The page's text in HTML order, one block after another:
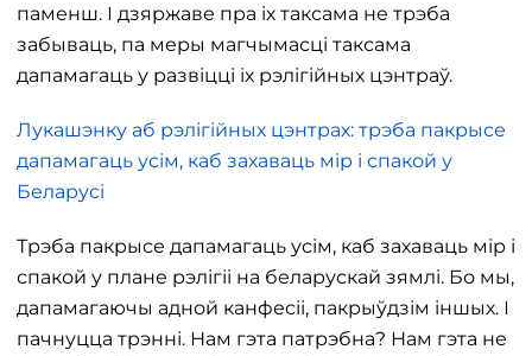
паменш. І дзяржаве пра іх таксама не трэба
забываць, па меры магчымасці таксама
дапамагаць у развіцці іх рэлігійных цэнтраў.
Лукашэнку аб рэлігійных цэнтрах: трэба пакрысе
дапамагаць усім, каб захаваць мір і спакой у
Беларусі
Трэба пакрысе дапамагаць усім, каб захаваць мір і
спакой у плане рэлігіі на беларускай зямлі. Бо мы,
дапамагаючы адной канфесіі, пакрыўдзім іншых. І
пачнуцца трэнні. Нам гэта патрэбна? Нам гэта не